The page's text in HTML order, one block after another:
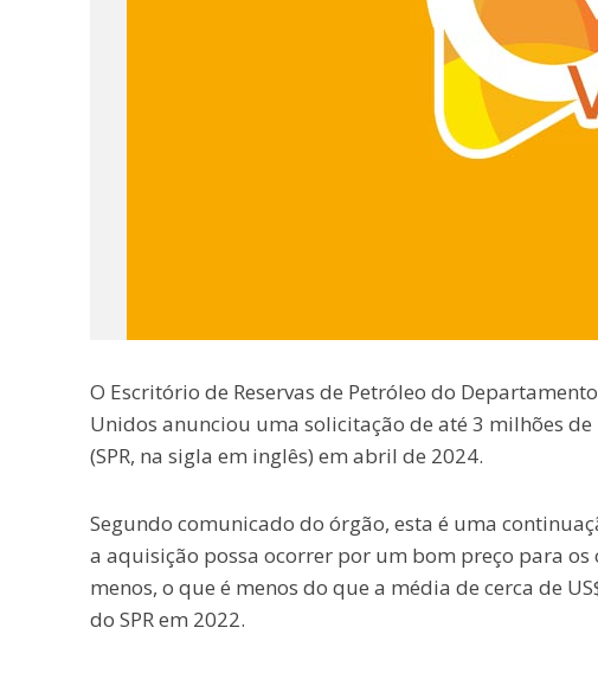
O Escritório de Reservas de Petróleo do
Unidos anunciou uma solicitação de até 3 milhões
(SPR, na sigla em inglês) em abril de 2024.
Segundo comunicado do órgão, esta é uma
a aquisição possa ocorrer por um bom preço para
menos, o que é menos do que a média de cerca de
do SPR em 2022.